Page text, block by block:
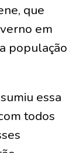
que
em
população
essa
todos